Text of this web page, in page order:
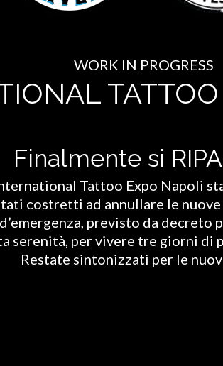
WORK IN PROGRESS
Finalmente si
Tattoo Expo Napoli
costretti ad annullare le
previsto da
serenità, per vivere tre giorni di
Restate sintonizzati per le